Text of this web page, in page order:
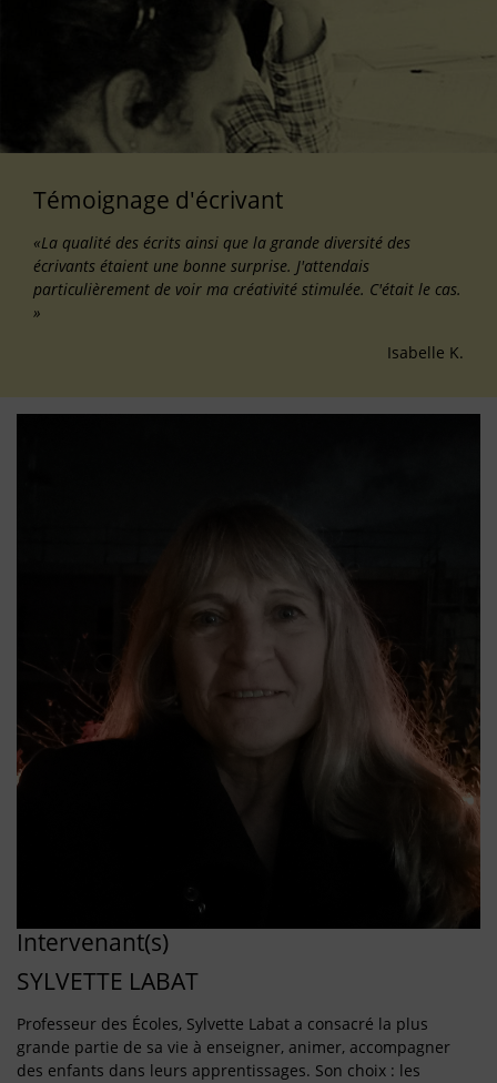
Témoignage d'écrivant
«La qualité des écrits ainsi que la grande diversité des
écrivants étaient une bonne surprise. J'attendais
particulièrement de voir ma créativité stimulée. C'était le cas.
»
Isabelle K.
Intervenant(s)
SYLVETTE LABAT
Professeur des Écoles, Sylvette Labat a consacré la plus
grande partie de sa vie à enseigner, animer, accompagner
des enfants dans leurs apprentissages. Son choix : les